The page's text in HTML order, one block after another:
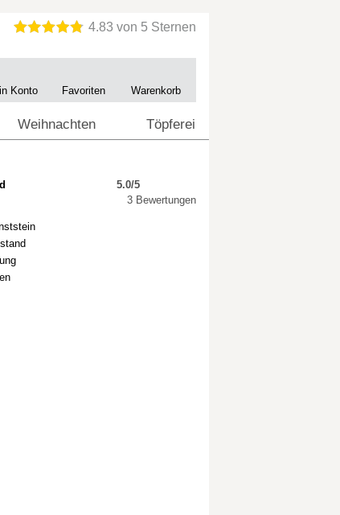
Konto Favoriten Warenkorb
Weihnachten Töpferei
5.0/5
3 Bewertungen